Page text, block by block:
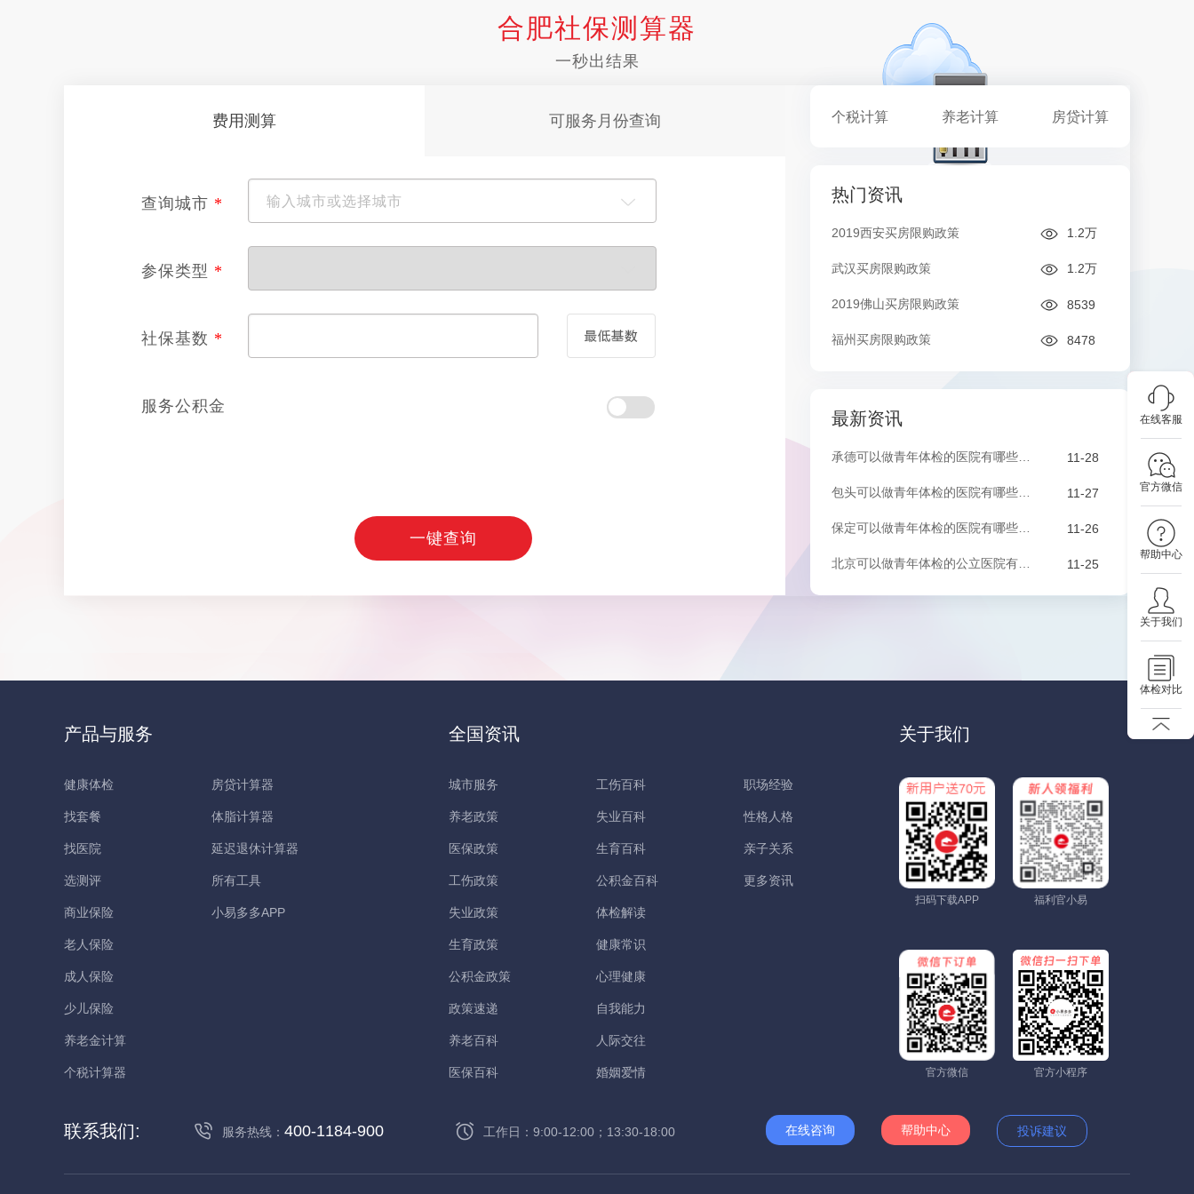
在线客服
官方微信
帮助中心
关于我们
体检对比
合肥社保测算器
一秒出结果
费用测算 可服务月份查询
查询城市 *
参保类型 *
社保基数 *
服务公积金
一键查询
个税计算 养老计算 房贷计算
热门资讯
2019西安买房限购政策 1.2万
武汉买房限购政策 1.2万
2019佛山买房限购政策 8539
福州买房限购政策 8478
最新资讯
11-28
11-27
11-26
11-25
产品与服务
健康体检
找套餐
找医院
选测评
商业保险
老人保险
成人保险
少儿保险
养老金计算
个税计算器
房贷计算器
体脂计算器
延迟退休计算器
所有工具
小易多多APP
全国资讯
城市服务
养老政策
医保政策
工伤政策
失业政策
生育政策
公积金政策
政策速递
养老百科
医保百科
工伤百科
失业百科
生育百科
公积金百科
体检解读
健康常识
心理健康
自我能力
人际交往
婚姻爱情
职场经验
性格人格
亲子关系
更多资讯
关于我们
扫码下载APP 福利官小易
官方微信 官方小程序
联系我们: 服务热线： 400-1184-900 工作日：9:00-12:00；13:30-18:00 在线咨询 帮助中心 投诉建议